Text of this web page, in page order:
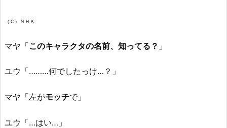
（Ｃ）ＮＨＫ
マヤ「このキャラクタの名前、知ってる？ 」
ユウ「………何でしたっけ…？」
マヤ「左がモッチで」
ユウ「…はい…」